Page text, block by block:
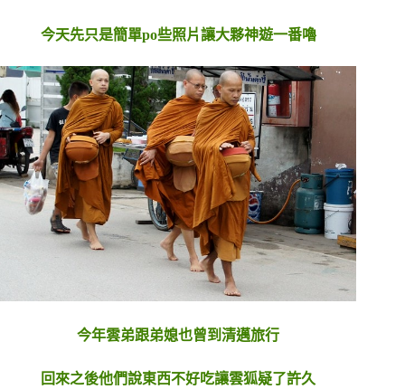
今天先只是簡單po些照片讓大夥神遊一番嚕
今年雲弟跟弟媳也曾到清邁旅行
回來之後他們說東西不好吃讓雲狐疑了許久